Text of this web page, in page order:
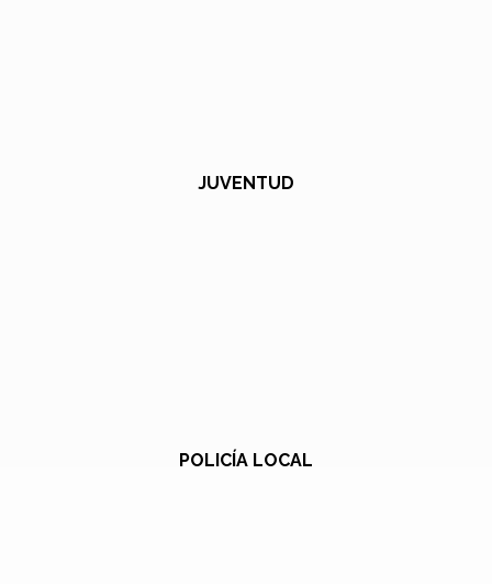
JUVENTUD
POLICÍA LOCAL